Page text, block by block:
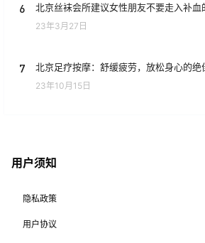
6 北京丝袜会所建议女性朋友不要走入补血
23年3月27日
7 北京足疗按摩：舒缓疲劳，放松身心的绝
23年10月15日
用户须知
隐私政策
用户协议